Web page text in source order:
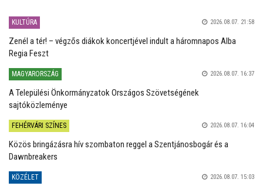
KULTÚRA 2026.08.07. 21:58
Zenél a tér! – végzős diákok koncertjével indult a háromnapos Alba
Regia Feszt
MAGYARORSZÁG 2026.08.07. 16:37
A Települési Önkormányzatok Országos Szövetségének
sajtóközleménye
FEHÉRVÁRI SZÍNES 2026.08.07. 16:04
Közös bringázásra hív szombaton reggel a Szentjánosbogár és a
Dawnbreakers
KÖZÉLET 2026.08.07. 15:03